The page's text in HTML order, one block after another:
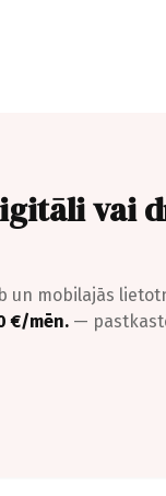
vai
un mobilajās
€/mēn. —